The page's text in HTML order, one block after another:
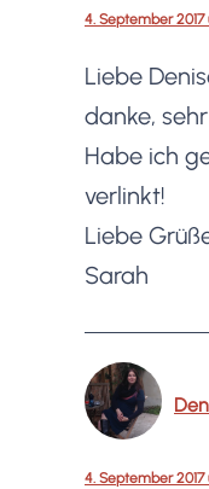
4. September 2017
Liebe
danke,
Habe ich
verlinkt!
Liebe
Sarah
4. September 2017